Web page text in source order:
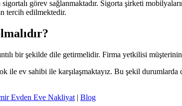
görev sağlanmaktadır. Sigorta şirketi
tercih edilmektedir.
bir şekilde dile getirmelidir. Firma yetkilisi
ile ev sahibi ile karşılaşmaktayız. Bu şekil
Evden Eve Nakliyat | Blog